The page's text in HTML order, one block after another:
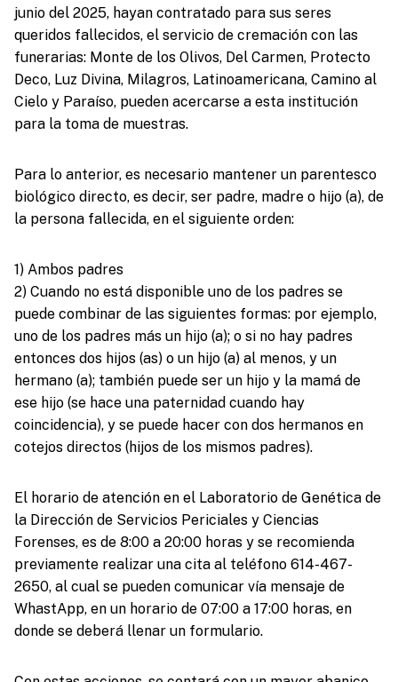
junio del 2025, hayan contratado para sus seres
queridos fallecidos, el servicio de cremación con las
funerarias: Monte de los Olivos, Del Carmen, Protecto
Deco, Luz Divina, Milagros, Latinoamericana, Camino al
Cielo y Paraíso, pueden acercarse a esta institución
para la toma de muestras.
Para lo anterior, es necesario mantener un parentesco
biológico directo, es decir, ser padre, madre o hijo (a), de
la persona fallecida, en el siguiente orden:
1) Ambos padres
2) Cuando no está disponible uno de los padres se
puede combinar de las siguientes formas: por ejemplo,
uno de los padres más un hijo (a); o si no hay padres
entonces dos hijos (as) o un hijo (a) al menos, y un
hermano (a); también puede ser un hijo y la mamá de
ese hijo (se hace una paternidad cuando hay
coincidencia), y se puede hacer con dos hermanos en
cotejos directos (hijos de los mismos padres).
El horario de atención en el Laboratorio de Genética de
la Dirección de Servicios Periciales y Ciencias
Forenses, es de 8:00 a 20:00 horas y se recomienda
previamente realizar una cita al teléfono 614-467-
2650, al cual se pueden comunicar vía mensaje de
WhastApp, en un horario de 07:00 a 17:00 horas, en
donde se deberá llenar un formulario.